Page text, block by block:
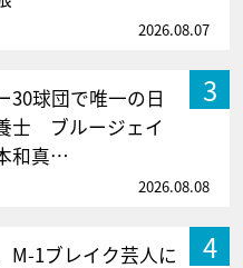
2026.08.07
3
30球団で唯一の日
士 ブルージェイ
和真…
2026.08.08
4
M-1ブレイク芸人に